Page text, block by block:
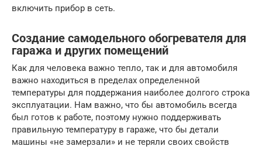
включить прибор в сеть.
Создание самодельного обогревателя для
гаража и других помещений
Как для человека важно тепло, так и для автомобиля
важно находиться в пределах определенной
температуры для поддержания наиболее долгого строка
эксплуатации. Нам важно, что бы автомобиль всегда
был готов к работе, поэтому нужно поддерживать
правильную температуру в гараже, что бы детали
машины «не замерзали» и не теряли своих свойств